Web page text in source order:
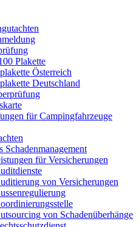
Plakette
Österreich
Deutschland
für Campingfahrzeuge
Schadenmanagement
für Versicherungen
von Versicherungen
von Schadenüberhänge